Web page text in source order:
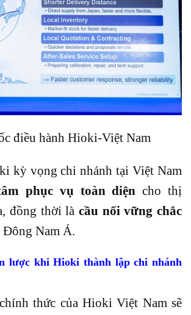
điều hành Hioki-Việt Nam
kỳ vọng chi nhánh tại Việt Nam
phục vụ toàn diện cho thị
đồng thời là cầu nối vững chắc
Nam Á.
lược khi Hioki thành lập chi nhánh
thức của Hioki Việt Nam sẽ